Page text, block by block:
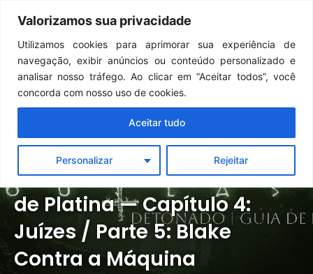
Valorizamos sua privacidade
Utilizamos cookies para aprimorar sua experiência de
navegação, exibir anúncios ou conteúdo personalizado e
analisar nosso tráfego. Ao clicar em “Aceitar todos”, você
concorda com nosso uso de cookies.
Personalizar Rejeitar
Aceitar tudo
Menu
Destaque Detonados Notícias
Outlast 2 | Detonado / Guia
de Platina — Capítulo 4:
Juízes / Parte 5: Blake
Contra a Máquina